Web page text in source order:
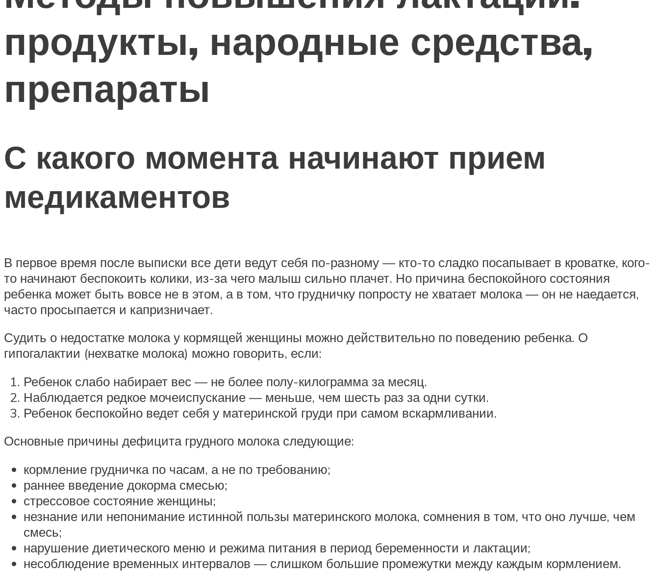
продукты, народные средства,
препараты
С какого момента начинают прием
медикаментов
В первое время после выписки все дети ведут себя по-разному — кто-то сладко посапывает в кроватке, кого-
то начинают беспокоить колики, из-за чего малыш сильно плачет. Но причина беспокойного состояния
ребенка может быть вовсе не в этом, а в том, что грудничку попросту не хватает молока — он не наедается,
часто просыпается и капризничает.
Судить о недостатке молока у кормящей женщины можно действительно по поведению ребенка. О
гипогалактии (нехватке молока) можно говорить, если:
Ребенок слабо набирает вес — не более полу-килограмма за месяц.
Наблюдается редкое мочеиспускание — меньше, чем шесть раз за одни сутки.
Ребенок беспокойно ведет себя у материнской груди при самом вскармливании.
Основные причины дефицита грудного молока следующие:
кормление грудничка по часам, а не по требованию;
раннее введение докорма смесью;
стрессовое состояние женщины;
незнание или непонимание истинной пользы материнского молока, сомнения в том, что оно лучше, чем
смесь;
нарушение диетического меню и режима питания в период беременности и лактации;
несоблюдение временных интервалов — слишком большие промежутки между каждым кормлением.